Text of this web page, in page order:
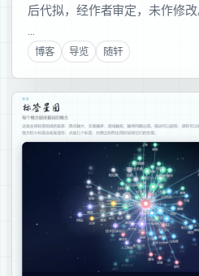
后代拟，经作者审定，未作修改
…
博客 导览 随轩